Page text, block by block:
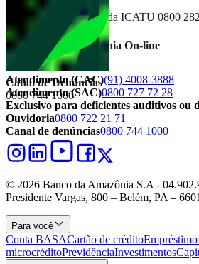
Ouvidoria
0800 722 21 71
Help Desk do Amazônia On-line
0800 280 3595
Canal de Denúncias
0800 744 1000
Converse com a CRC da ICATU 0800
Atendimento (CAC)(91) 4008-3888
Atendimento (SAC)0800 727 72 28
Exclusivo para deficientes auditivos ou
Ouvidoria0800 722 21 71
Canal de denúncias0800 744 1000
© 2026 Banco da Amazônia S.A -
Presidente Vargas, 800 – Belém, PA –
Para você
Conta BASACartão de créditoEmpréstimo
microcréditoPrevidênciaInvestimentos